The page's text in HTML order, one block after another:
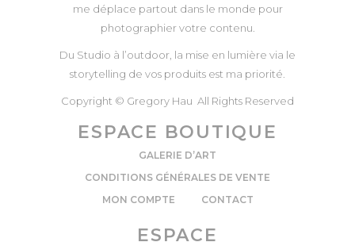
me déplace partout dans le monde pour
photographier votre contenu.
Du Studio à l’outdoor, la mise en lumière via le
storytelling de vos produits est ma priorité.
Copyright © Gregory Hau All Rights Reserved
ESPACE BOUTIQUE
GALERIE D’ART
CONDITIONS GÉNÉRALES DE VENTE
MON COMPTE
CONTACT
ESPACE